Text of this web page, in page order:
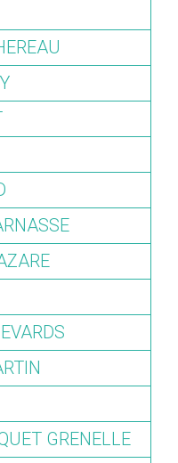
GRENELLE